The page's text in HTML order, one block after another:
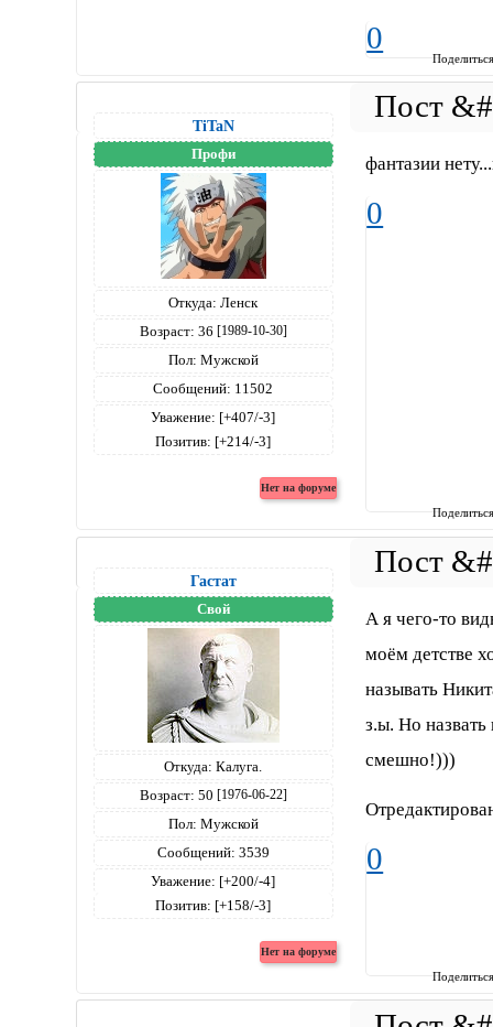
0
TiTaN
Профи
Откуда: Ленск
Возраст: 36 [1989-10-30]
Пол: Мужской
Сообщений: 11502
Уважение: [+407/-3]
Позитив: [+214/-3]
фантазии
0
Гастат
Свой
Откуда: Калуга.
Возраст: 50 [1976-06-22]
Пол: Мужской
Сообщений: 3539
Уважение: [+200/-4]
Позитив: [+158/-3]
А я чего-то
моём детстве
называть
з.ы. Но
смешно!)))
0